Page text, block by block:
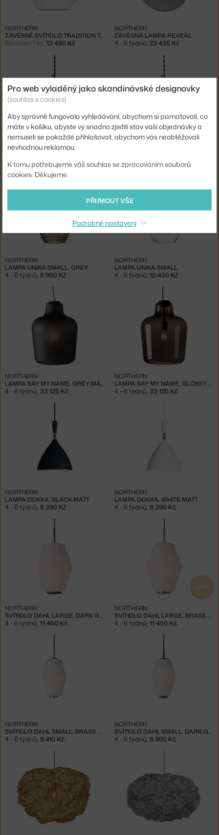
ZÁVĚSNÉ SVÍTIDLO TRADITION TALL
NORTHERN
Skladem 1 ks, 13 490 Kč
ZÁVĚSNÁ LAMPA REVEAL
NORTHERN
4 - 6 týdnů, 23 435 Kč
LAMPA UNIKA LARGE, GREY
NORTHERN
LAMPA UNIKA SMALL, GREY
NORTHERN
4 - 6 týdnů, 8 900 Kč
LAMPA UNIKA SMALL
NORTHERN
4 - 6 týdnů, 10 430 Kč
LAMPA SAY MY NAME, GREY MATT
NORTHERN
4 - 6 týdnů, 33 125 Kč
LAMPA SAY MY NAME, GLOSSY GREY
NORTHERN
4 - 6 týdnů, 33 125 Kč
LAMPA DOKKA, BLACK MATT
NORTHERN
4 - 6 týdnů, 8 390 Kč
LAMPA DOKKA, WHITE MATT
NORTHERN
4 - 6 týdnů, 8 390 Kč
SVÍTIDLO DAHL LARGE, DARK GREY
NORTHERN
4 - 6 týdnů, 11 450 Kč
IKONA
SVÍTIDLO DAHL LARGE, BRASS MATT
NORTHERN
4 - 6 týdnů, 11 450 Kč
SVÍTIDLO DAHL SMALL, BRASS MATT
NORTHERN
4 - 6 týdnů, 9 410 Kč
SVÍTIDLO DAHL SMALL, DARK GREY
NORTHERN
4 - 6 týdnů, 8 900 Kč
Pro web vyladěný jako skandinávské designovky
(souhlas s cookies)
Aby správně fungovalo vyhledávání, abychom si pamatovali, co
máte v košíku, abyste vy snadno zjistili stav vaší objednávky a
nemuseli se pokaždé přihlašovat, abychom vás neobtěžovali
nevhodnou reklamou.
K tomu potřebujeme váš souhlas se zpracováním souborů
cookies. Děkujeme.
PŘIJMOUT VŠE
Podrobné nastavení